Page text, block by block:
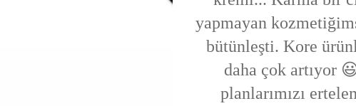
yapmayan
bütünleşti. Kore
daha çok artıyor
planlarımızı